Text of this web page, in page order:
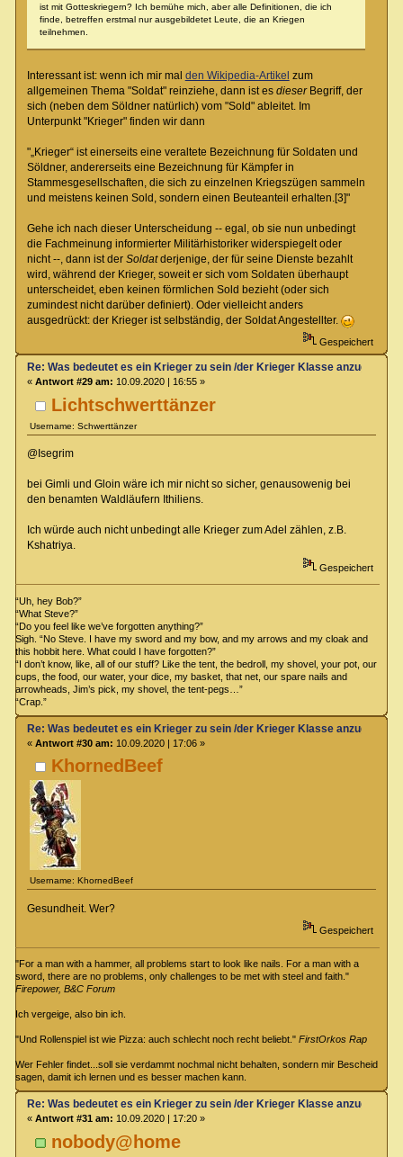
ist mit Gotteskriegern? Ich bemühe mich, aber alle Definitionen, die ich
finde, betreffen erstmal nur ausgebildetet Leute, die an Kriegen
teilnehmen.
Interessant ist: wenn ich mir mal den Wikipedia-Artikel zum
allgemeinen Thema "Soldat" reinziehe, dann ist es dieserBegriff, der
sich (neben dem Söldner natürlich) vom "Sold" ableitet. Im
Unterpunkt "Krieger" finden wir dann
"„Krieger“ ist einerseits eine veraltete Bezeichnung für Soldaten und
Söldner, andererseits eine Bezeichnung für Kämpfer in
Stammesgesellschaften, die sich zu einzelnen Kriegszügen sammeln
und meistens keinen Sold, sondern einen Beuteanteil erhalten.[3]"
Gehe ich nach dieser Unterscheidung -- egal, ob sie nun unbedingt
die Fachmeinung informierter Militärhistoriker widerspiegelt oder
nicht --, dann ist der Soldatderjenige, der für seine Dienste bezahlt
wird, während der Krieger, soweit er sich vom Soldaten überhaupt
unterscheidet, eben keinen förmlichen Sold bezieht (oder sich
zumindest nicht darüber definiert). Oder vielleicht anders
ausgedrückt: der Krieger ist selbständig, der Soldat Angestellter.
Gespeichert
Lichtschwerttänzer
Username: Schwerttänzer
Re: Was bedeutet es ein Krieger zu sein /der Krieger Klasse
« Antwort #29 am: 10.09.2020 | 16:55 »
@Isegrim
bei Gimli und Gloin wäre ich mir nicht so sicher, genausowenig bei
den benamten Waldläufern Ithiliens.
Ich würde auch nicht unbedingt alle Krieger zum Adel zählen, z.B.
Kshatriya.
Gespeichert
“Uh, hey Bob?”
“What Steve?”
“Do you feel like we’ve forgotten anything?”
Sigh. “No Steve. I have my sword and my bow, and my arrows and my cloak and
this hobbit here. What could I have forgotten?”
“I don’t know, like, all of our stuff? Like the tent, the bedroll, my shovel, your pot, our
cups, the food, our water, your dice, my basket, that net, our spare nails and
arrowheads, Jim’s pick, my shovel, the tent-pegs…”
“Crap.”
KhornedBeef
Username: KhornedBeef
Re: Was bedeutet es ein Krieger zu sein /der Krieger Klasse
« Antwort #30 am: 10.09.2020 | 17:06 »
Gesundheit. Wer?
Gespeichert
"For a man with a hammer, all problems start to look like nails. For a man with a
sword, there are no problems, only challenges to be met with steel and faith."
Firepower, B&C Forum
Ich vergeige, also bin ich.
"Und Rollenspiel ist wie Pizza: auch schlecht noch recht beliebt."FirstOrkos Rap
Wer Fehler findet...soll sie verdammt nochmal nicht behalten, sondern mir Bescheid
sagen, damit ich lernen und es besser machen kann.
nobody@home
Re: Was bedeutet es ein Krieger zu sein /der Krieger Klasse
« Antwort #31 am: 10.09.2020 | 17:20 »